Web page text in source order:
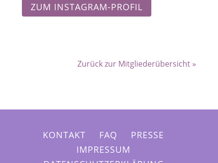
ZUM INSTAGRAM-PROFIL
Zurück zur Mitgliederübersicht »
KONTAKT FAQ
PRESSE
IMPRESSUM